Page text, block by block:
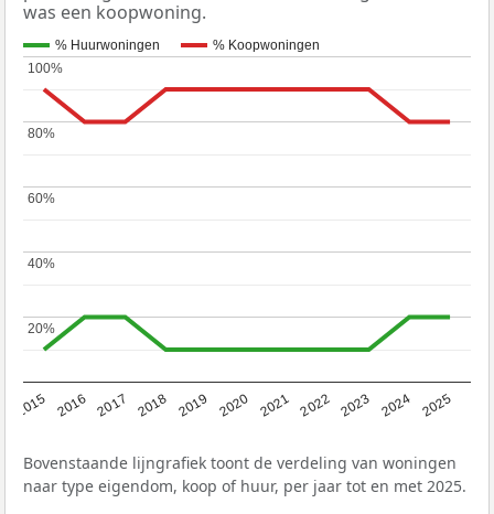
was een koopwoning.
% Huurwoningen % Koopwoningen
2015 2016 2017 2018 2019 2020 2021 2022 2023 2024 2025
20%
20%
40%
40%
60%
60%
80%
80%
100%
100%
Bovenstaande lijngrafiek toont de verdeling van woningen
naar type eigendom, koop of huur, per jaar tot en met 2025.